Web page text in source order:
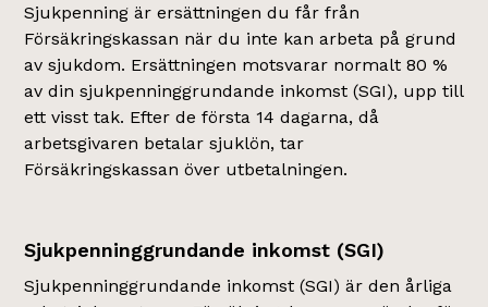
Sjukpenning är ersättningen du får från
Försäkringskassan när du inte kan arbeta på grund
av sjukdom. Ersättningen motsvarar normalt 80 %
av din sjukpenninggrundande inkomst (SGI), upp till
ett visst tak. Efter de första 14 dagarna, då
arbetsgivaren betalar sjuklön, tar
Försäkringskassan över utbetalningen.
Sjukpenninggrundande inkomst (SGI)
Sjukpenninggrundande inkomst (SGI) är den årliga